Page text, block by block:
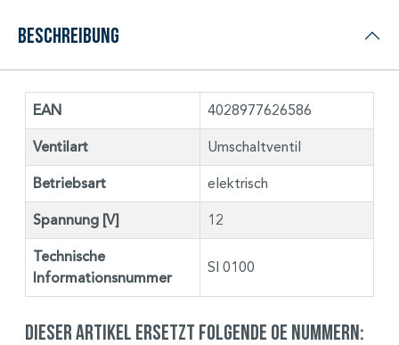
Beschreibung
EAN 4028977626586
Ventilart Umschaltventil
Betriebsart elektrisch
Spannung [V] 12
Technische
Informationsnummer
SI 0100
Dieser Artikel ersetzt folgende OE Nummern: